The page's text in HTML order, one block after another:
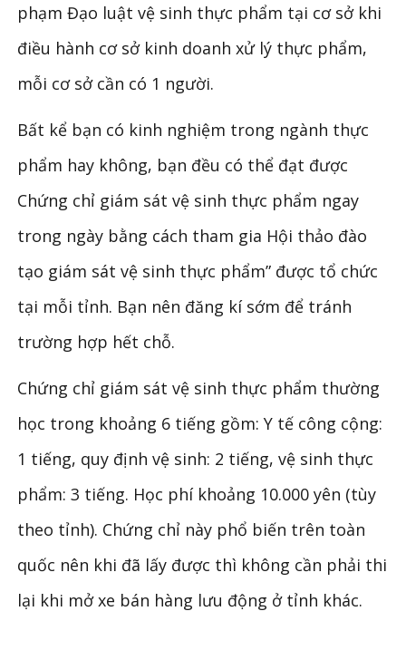
phạm Đạo luật vệ sinh thực phẩm tại cơ sở khi
điều hành cơ sở kinh doanh xử lý thực phẩm,
mỗi cơ sở cần có 1 người.
Bất kể bạn có kinh nghiệm trong ngành thực
phẩm hay không, bạn đều có thể đạt được
Chứng chỉ giám sát vệ sinh thực phẩm ngay
trong ngày bằng cách tham gia Hội thảo đào
tạo giám sát vệ sinh thực phẩm” được tổ chức
tại mỗi tỉnh. Bạn nên đăng kí sớm để tránh
trường hợp hết chỗ.
Chứng chỉ giám sát vệ sinh thực phẩm thường
học trong khoảng 6 tiếng gồm: Y tế công cộng:
1 tiếng, quy định vệ sinh: 2 tiếng, vệ sinh thực
phẩm: 3 tiếng. Học phí khoảng 10.000 yên (tùy
theo tỉnh). Chứng chỉ này phổ biến trên toàn
quốc nên khi đã lấy được thì không cần phải thi
lại khi mở xe bán hàng lưu động ở tỉnh khác.